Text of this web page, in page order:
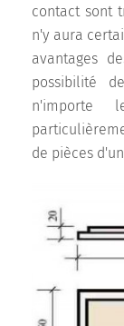
contact sont
n'y aura
avantages
possibilité
n'importe
de pièces